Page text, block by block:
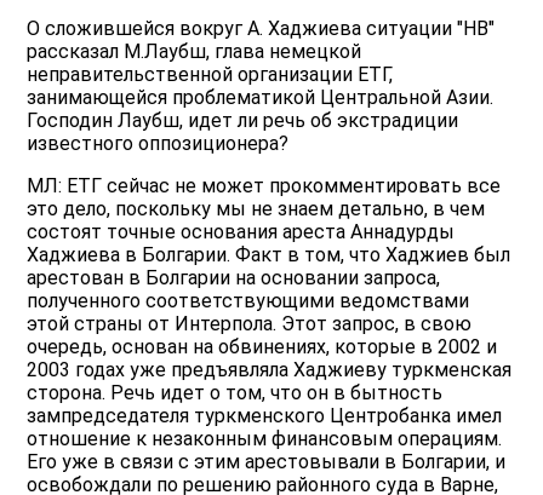
О сложившейся вокруг А. Хаджиева ситуации "НВ"
рассказал М.Лаубш, глава немецкой
неправительственной организации ЕТГ,
занимающейся проблематикой Центральной Азии.
Господин Лаубш, идет ли речь об экстрадиции
известного оппозиционера?
МЛ: ЕТГ сейчас не может прокомментировать все
это дело, поскольку мы не знаем детально, в чем
состоят точные основания ареста Аннадурды
Хаджиева в Болгарии. Факт в том, что Хаджиев был
арестован в Болгарии на основании запроса,
полученного соответствующими ведомствами
этой страны от Интерпола. Этот запрос, в свою
очередь, основан на обвинениях, которые в 2002 и
2003 годах уже предъявляла Хаджиеву туркменская
сторона. Речь идет о том, что он в бытность
зампредседателя туркменского Центробанка имел
отношение к незаконным финансовым операциям.
Его уже в связи с этим арестовывали в Болгарии, и
освобождали по решению районного суда в Варне,